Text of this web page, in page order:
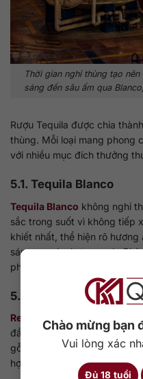
Chào mừng bạn
Vui lòng xác
Đủ 18 tuổi
Thời gian nghỉ thùng tạo
sáng đến sâu ấm qua
Rượu Tequila được chia
thùng. Mỗi loại mang phong
với nhiều mục đích thưởng
5.1. Tequila Blanco
Tequila Blanco không nghỉ
sắc trong suốt vì không tiếp
khiết nhất, thể hiện rõ
sáng, mạnh nhưng sạch.
pha cocktail như Margarita,
5.2. Tequila Reposado
Reposado
nghỉ thùng từ hai
đầu có màu vàng nhạt.
gỗ sồi nhẹ. Các nốt vani và
hợp cho người thích sự êm ái